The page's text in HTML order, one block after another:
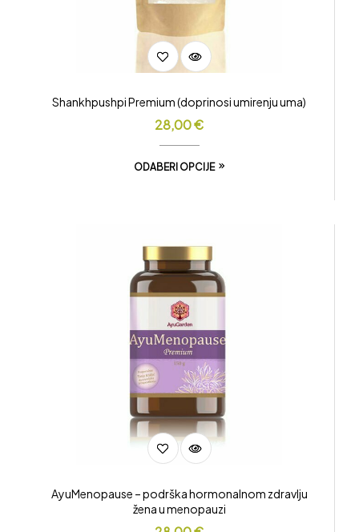
Shankhpushpi Premium (doprinosi umirenju uma)
28,00€
ODABERI OPCIJE
AyuMenopause – podrška hormonalnom zdravlju
žena u menopauzi